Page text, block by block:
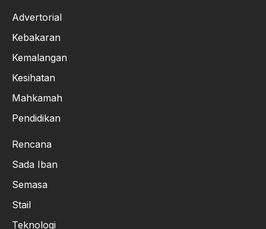
Advertorial
Kebakaran
Kemalangan
Kesihatan
Mahkamah
Pendidikan
Rencana
Sada Iban
Semasa
Stail
Teknologi